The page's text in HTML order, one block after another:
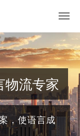
物流专家
，使语言成